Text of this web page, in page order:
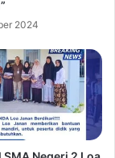
2024